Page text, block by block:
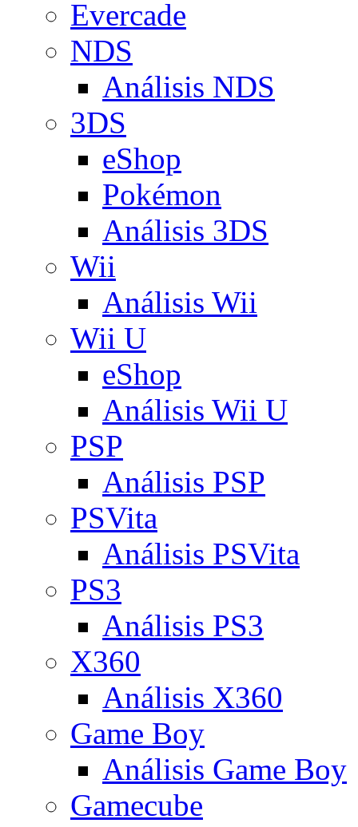
Evercade
NDS
Análisis NDS
3DS
eShop
Pokémon
Análisis 3DS
Wii
Análisis Wii
Wii U
eShop
Análisis Wii U
PSP
Análisis PSP
PSVita
Análisis PSVita
PS3
Análisis PS3
X360
Análisis X360
Game Boy
Análisis Game Boy
Gamecube